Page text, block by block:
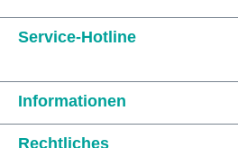
Service-Hotline
Informationen
Rechtliches